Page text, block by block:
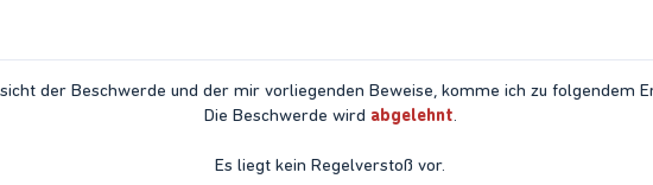
der Beschwerde und der mir vorliegenden Beweise, komme ich zu folgendem
Die Beschwerde wird abgelehnt.
Es liegt kein Regelverstoß vor.